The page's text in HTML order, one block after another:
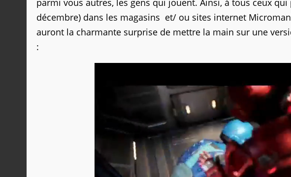
parmi vous autres, les gens qui jouent. Ainsi, à tous ceux
décembre) dans les magasins et/ ou sites internet
auront la charmante surprise de mettre la main sur une
: